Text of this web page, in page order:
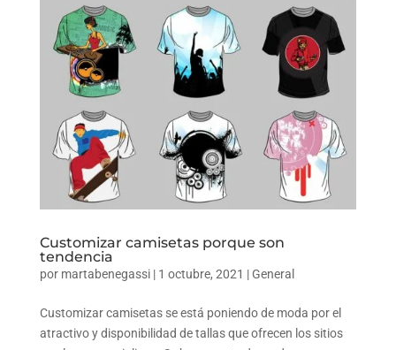
Customizar camisetas porque son
tendencia
por martabenegassi| 1 octubre, 2021 |General
Customizar camisetas se está poniendo de moda por el
atractivo y disponibilidad de tallas que ofrecen los sitios